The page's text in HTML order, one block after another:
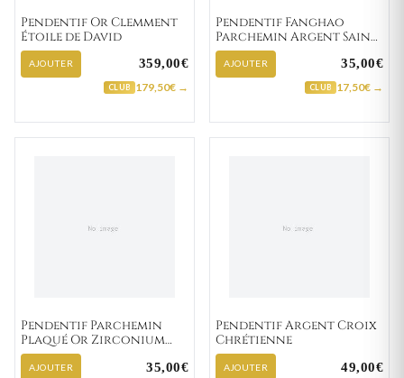
Pendentif Or Clemment
Étoile de David
AJOUTER 359,00€
CLUB 179,50€ →
Pendentif Fanghao
Parchemin Argent Saint
Christophe portant Jésus
AJOUTER 35,00€
CLUB 17,50€ →
Pendentif Parchemin
Plaqué Or Zirconium
Croix Chrétienne
AJOUTER 35,00€
Pendentif Argent Croix
Chrétienne
AJOUTER 49,00€